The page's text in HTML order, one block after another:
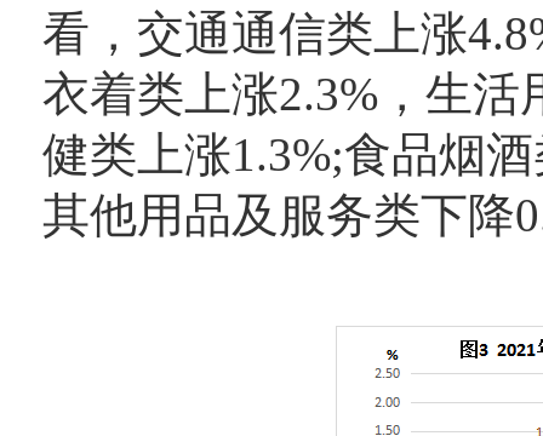
看，交通通信类上涨
衣着类上涨2.3%，生活
健类上涨1.3%;食品烟
其他用品及服务类下降